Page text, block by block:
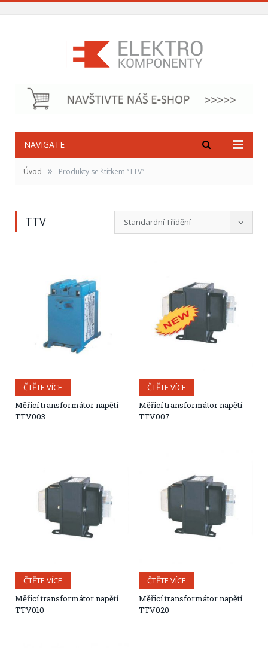
NAVIGATE
Úvod » Produkty se štítkem “TTV”
TTV Standardní Třídění
ČTĚTE VÍCE
Měřicí transformátor napětí
TTV003
ČTĚTE VÍCE
Měřicí transformátor napětí
TTV007
ČTĚTE VÍCE
Měřicí transformátor napětí
TTV010
ČTĚTE VÍCE
Měřicí transformátor napětí
TTV020